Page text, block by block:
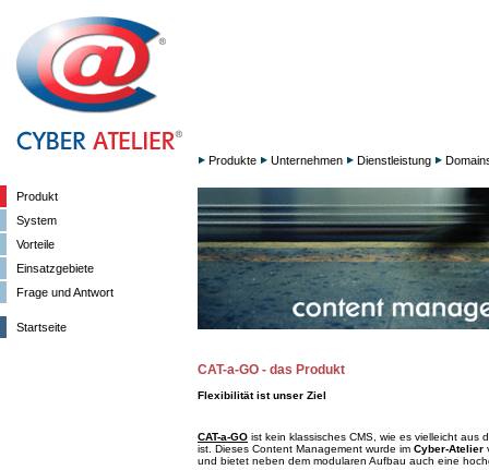
Produkt
System
Vorteile
Einsatzgebiete
Frage und Antwort
Startseite
Produkte Unternehmen Dienstleistung
CAT-a-GO - das Produkt
Flexibilität ist unser Ziel
CAT-a-GO ist kein klassisches CMS, wie es vielleicht aus
ist. Dieses Content Management wurde im Cyber-Atelier
und bietet neben dem modularen Aufbau auch eine